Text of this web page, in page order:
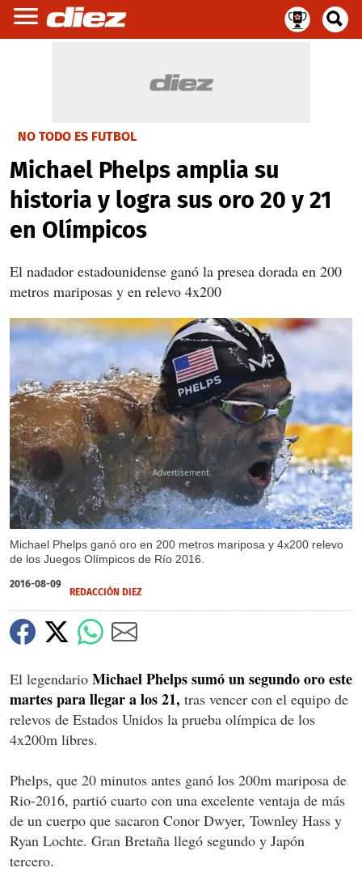
NO TODO ES FUTBOL
Michael Phelps amplia su
historia y logra sus oro 20 y 21
en Olímpicos
El nadador estadounidense ganó la presea dorada en 200
metros mariposas y en relevo 4x200
Michael Phelps ganó oro en 200 metros mariposa y 4x200 relevo
de los Juegos Olímpicos de Río 2016.
X
2016-08-09
REDACCIÓN DIEZ
El legendario Michael Phelps sumó un segundo oro este
martes para llegar a los 21, tras vencer con el equipo de
relevos de Estados Unidos la prueba olímpica de los
4x200m libres.
Phelps, que 20 minutos antes ganó los 200m mariposa de
Rio-2016, partió cuarto con una excelente ventaja de más
de un cuerpo que sacaron Conor Dwyer, Townley Hass y
Ryan Lochte. Gran Bretaña llegó segundo y Japón
tercero.